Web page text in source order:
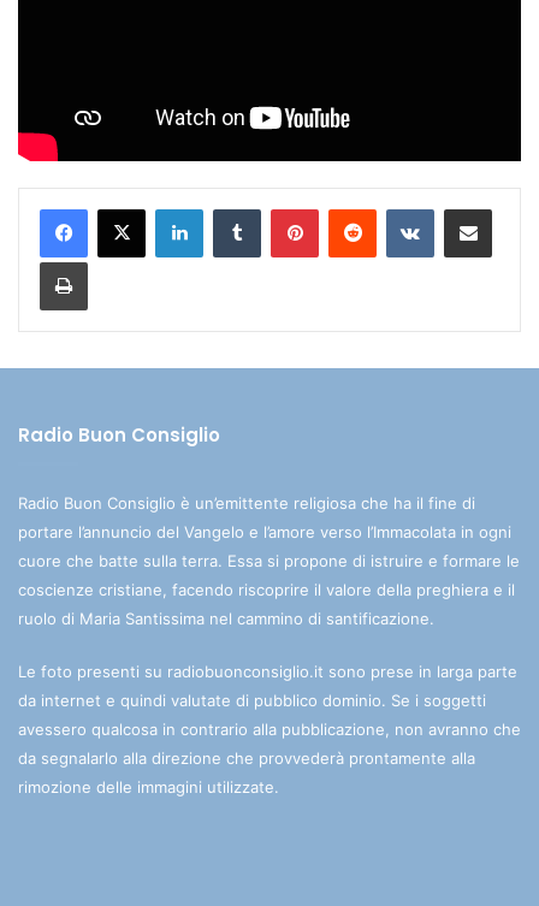
Radio Buon Consiglio
Radio Buon Consiglio è un’emittente religiosa che ha il fine di
portare l’annuncio del Vangelo e l’amore verso l’Immacolata in ogni
cuore che batte sulla terra. Essa si propone di istruire e formare le
coscienze cristiane, facendo riscoprire il valore della preghiera e il
ruolo di Maria Santissima nel cammino di santificazione.
Le foto presenti su radiobuonconsiglio.it sono prese in larga parte
da internet e quindi valutate di pubblico dominio. Se i soggetti
avessero qualcosa in contrario alla pubblicazione, non avranno che
da segnalarlo alla direzione che provvederà prontamente alla
rimozione delle immagini utilizzate.